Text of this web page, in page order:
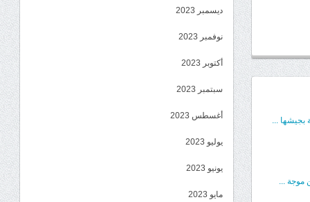
بجيشها ...
موجة ...
ديسمبر 2023
نوفمبر 2023
أكتوبر 2023
سبتمبر 2023
أغسطس 2023
يوليو 2023
يونيو 2023
مايو 2023